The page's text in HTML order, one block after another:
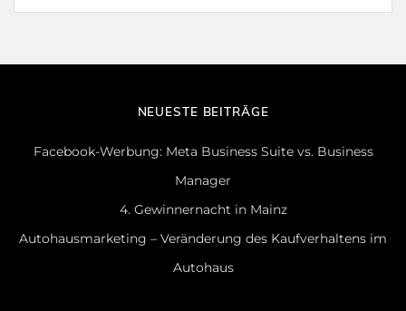
NEUESTE BEITRÄGE
Facebook-Werbung: Meta Business Suite vs. Business
Manager
4. Gewinnernacht in Mainz
Autohausmarketing – Veränderung des Kaufverhaltens im
Autohaus